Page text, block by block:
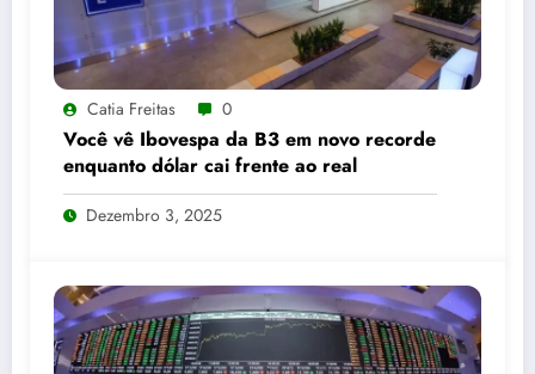
Catia Freitas 0
Você vê Ibovespa da B3 em novo recorde
enquanto dólar cai frente ao real
Dezembro 3, 2025